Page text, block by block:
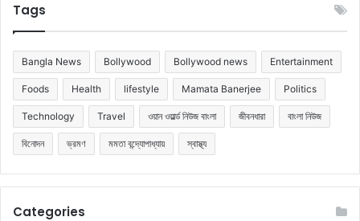
Tags
Bangla News Bollywood Bollywood news Entertainment
Foods Health lifestyle Mamata Banerjee Politics
Technology Travel ওয়ান ওয়ার্ল্ড নিউজ বাংলা জীবনধারা বাংলা নিউজ
বিনোদন ভ্রমণ মমতা বন্দ্যোপাধ্যায় স্বাস্থ্য
Categories